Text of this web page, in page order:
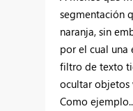
segmentación
naranja, sin
por el cual una
filtro de texto
ocultar objetos
Como